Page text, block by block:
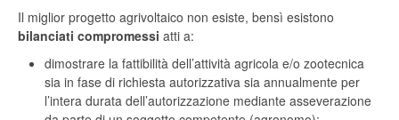
Il miglior progetto agrivoltaico non esiste, bensì esistono
bilanciati compromessi atti a:
dimostrare la fattibilità dell’attività agricola e/o zootecnica
sia in fase di richiesta autorizzativa sia annualmente per
l’intera durata dell’autorizzazione mediante asseverazione